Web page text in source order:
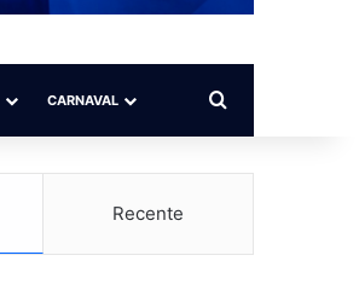
CARNAVAL Procurar por
Recente